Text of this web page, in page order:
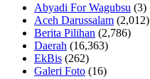
Abyadi For Wagubsu (3)
Aceh Darussalam (2,012)
Berita Pilihan (2,786)
Daerah (16,363)
EkBis (262)
Galeri Foto (16)